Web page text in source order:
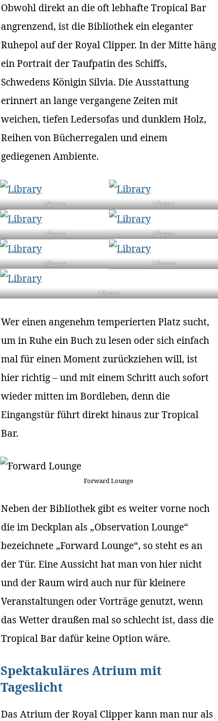
Obwohl direkt an die oft lebhafte Tropical Bar
angrenzend, ist die Bibliothek ein eleganter
Ruhepol auf der Royal Clipper. In der Mitte häng
ein Portrait der Taufpatin des Schiffs,
Schwedens Königin Silvia. Die Ausstattung
erinnert an lange vergangene Zeiten mit
weichen, tiefen Ledersofas und dunklem Holz,
Reihen von Bücherregalen und einem
gediegenen Ambiente.
Library Library
Library Library
Library Library
Library
Wer einen angenehm temperierten Platz sucht,
um in Ruhe ein Buch zu lesen oder sich einfach
mal für einen Moment zurückziehen will, ist
hier richtig – und mit einem Schritt auch sofort
wieder mitten im Bordleben, denn die
Eingangstür führt direkt hinaus zur Tropical
Bar.
Forward Lounge
Neben der Bibliothek gibt es weiter vorne noch
die im Deckplan als „Observation Lounge“
bezeichnete „Forward Lounge“, so steht es an
der Tür. Eine Aussicht hat man von hier nicht
und der Raum wird auch nur für kleinere
Veranstaltungen oder Vorträge genutzt, wenn
das Wetter draußen mal so schlecht ist, dass die
Tropical Bar dafür keine Option wäre.
Spektakuläres Atrium mit
Tageslicht
Das Atrium der Royal Clipper kann man nur als